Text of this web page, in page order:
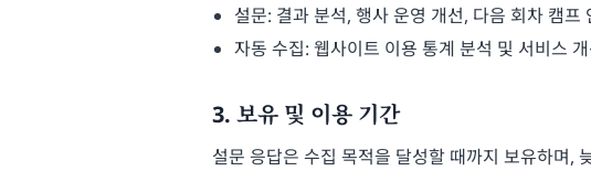
설문: 결과 분석, 행사 운영 개선, 다음 회차 캠프
자동 수집: 웹사이트 이용 통계 분석 및 서비스 개
3. 보유 및 이용 기간
설문 응답은 수집 목적을 달성할 때까지 보유하며,